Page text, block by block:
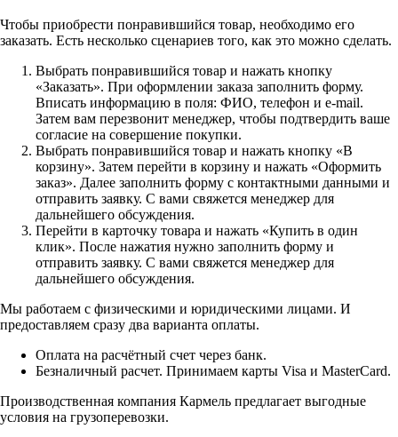
Чтобы приобрести понравившийся товар, необходимо его
заказать. Есть несколько сценариев того, как это можно сделать.
Выбрать понравившийся товар и нажать кнопку
«Заказать». При оформлении заказа заполнить форму.
Вписать информацию в поля: ФИО, телефон и e-mail.
Затем вам перезвонит менеджер, чтобы подтвердить ваше
согласие на совершение покупки.
Выбрать понравившийся товар и нажать кнопку «В
корзину». Затем перейти в корзину и нажать «Оформить
заказ». Далее заполнить форму с контактными данными и
отправить заявку. С вами свяжется менеджер для
дальнейшего обсуждения.
Перейти в карточку товара и нажать «Купить в один
клик». После нажатия нужно заполнить форму и
отправить заявку. С вами свяжется менеджер для
дальнейшего обсуждения.
Мы работаем с физическими и юридическими лицами. И
предоставляем сразу два варианта оплаты.
Оплата на расчётный счет через банк.
Безналичный расчет. Принимаем карты Visa и MasterCard.
Производственная компания Кармель предлагает выгодные
условия на грузоперевозки.